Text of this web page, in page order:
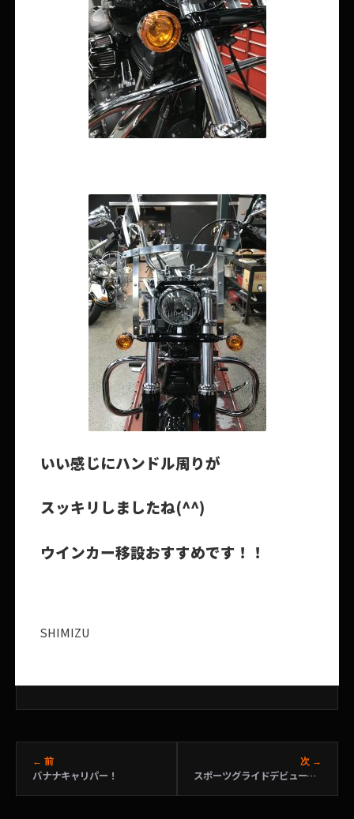
いい感じにハンドル周りが
スッキリしましたね(^^)
ウインカー移設おすすめです！！
SHIMIZU
← 前
バナナキャリパー！
次 →
スポーツグライドデビューフェア！